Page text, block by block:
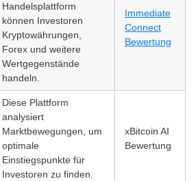
Handelsplattform
können Investoren
Kryptowährungen,
Forex und weitere
Wertgegenstände
handeln.
Immediate
Connect
Bewertung
Diese Plattform
analysiert
Marktbewegungen, um
optimale
Einstiegspunkte für
Investoren zu finden.
xBitcoin AI
Bewertung